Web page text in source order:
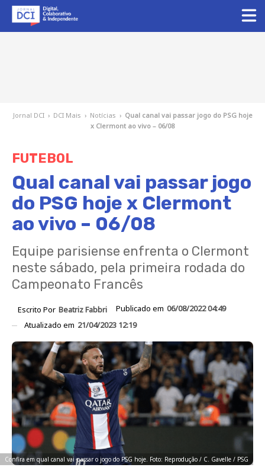
Jornal DCI › DCI Mais › Notícias › Qual canal vai passar jogo do PSG hoje
x Clermont ao vivo – 06/08
FUTEBOL
Qual canal vai passar jogo
do PSG hoje x Clermont
ao vivo – 06/08
Equipe parisiense enfrenta o Clermont
neste sábado, pela primeira rodada do
Campeonato Francês
Escrito Por Beatriz Fabbri Publicado em 06/08/2022 04:49
Atualizado em 21/04/2023 12:19
Confira em qual canal vai passar o jogo do PSG hoje. Foto: Reprodução / C. Gavelle / PSG